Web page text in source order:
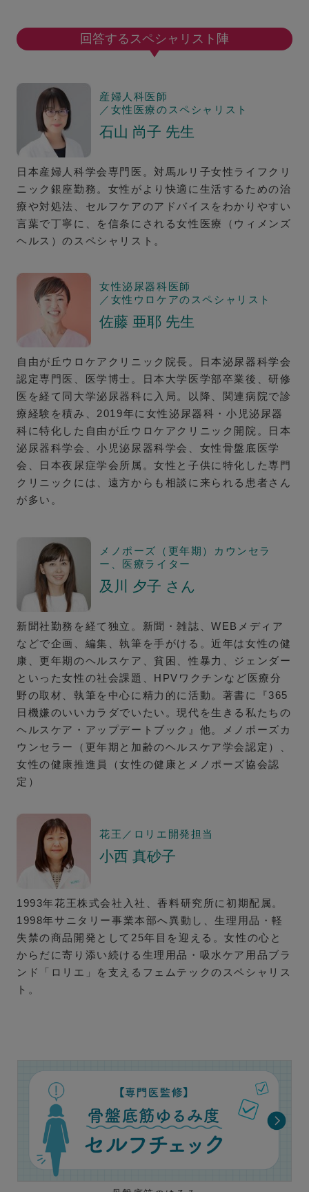
回答するスペシャリスト陣
産婦人科医師
／女性医療のスペシャリスト
石山 尚子 先生
日本産婦人科学会専門医。対馬ルリ子女性ライフクリ
ニック銀座勤務。女性がより快適に生活するための治
療や対処法、セルフケアのアドバイスをわかりやすい
言葉で丁寧に、を信条にされる女性医療（ウィメンズ
ヘルス）のスペシャリスト。
女性泌尿器科医師
／女性ウロケアのスペシャリスト
佐藤 亜耶 先生
自由が丘ウロケアクリニック院長。日本泌尿器科学会
認定専門医、医学博士。日本大学医学部卒業後、研修
医を経て同大学泌尿器科に入局。以降、関連病院で診
療経験を積み、2019年に女性泌尿器科・小児泌尿器
科に特化した自由が丘ウロケアクリニック開院。日本
泌尿器科学会、小児泌尿器科学会、女性骨盤底医学
会、日本夜尿症学会所属。女性と子供に特化した専門
クリニックには、遠方からも相談に来られる患者さん
が多い。
メノポーズ（更年期）カウンセラ
ー、医療ライター
及川 夕子 さん
新聞社勤務を経て独立。新聞・雑誌、WEBメディア
などで企画、編集、執筆を手がける。近年は女性の健
康、更年期のヘルスケア、貧困、性暴力、ジェンダー
といった女性の社会課題、HPVワクチンなど医療分
野の取材、執筆を中心に精力的に活動。著書に『365
日機嫌のいいカラダでいたい。現代を生きる私たちの
ヘルスケア・アップデートブック』他。メノポーズカ
ウンセラー（更年期と加齢のヘルスケア学会認定）、
女性の健康推進員（女性の健康とメノポーズ協会認
定）
花王／ロリエ開発担当
小西 真砂子
1993年花王株式会社入社、香料研究所に初期配属。
1998年サニタリー事業本部へ異動し、生理用品・軽
失禁の商品開発として25年目を迎える。女性の心と
からだに寄り添い続ける生理用品・吸水ケア用品ブラ
ンド「ロリエ」を支えるフェムテックのスペシャリス
ト。